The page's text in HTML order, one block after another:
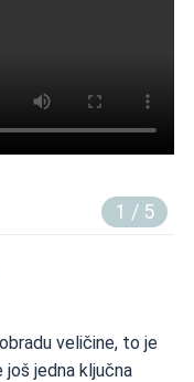
1 / 5
veličine, to je
jedna ključna